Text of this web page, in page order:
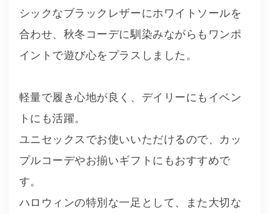
シックなブラックレザーにホワイトソールを
合わせ、秋冬コーデに馴染みながらもワンポ
イントで遊び心をプラスしました。
軽量で履き心地が良く、デイリーにもイベン
トにも活躍。
ユニセックスでお使いいただけるので、カッ
プルコーデやお揃いギフトにもおすすめで
す。
ハロウィンの特別な一足として、また大切な